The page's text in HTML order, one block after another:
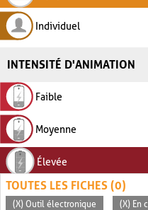
Individuel
INTENSITÉ D'ANIMATION
Faible
Moyenne
Élevée
TOUTES LES FICHES (0)
(X) Outil électronique (X) En